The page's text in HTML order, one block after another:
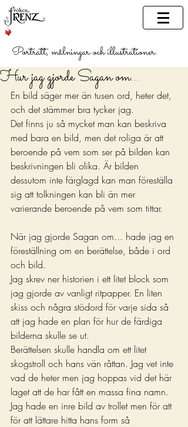
Porträtt, målningar och illustrationer.
Hur jag gjorde Sagan om...
En bild säger mer än tusen ord, heter det,
och det stämmer bra tycker jag.
Det finns ju så mycket man kan beskriva
med bara en bild, men det roliga är att
beroende på vem som ser på bilden kan
beskrivningen bli olika. Är bilden
dessutom inte färglagd kan man föreställa
sig att tolkningen kan bli än mer
varierande beroende på vem som tittar.
När jag gjorde Sagan om... hade jag en
föreställning om en berättelse, både i ord
och bild.
Jag skrev ner historien i ett litet block som
jag gjorde av vanligt ritpapper. En liten
skiss och några stödord för varje sida så
att jag hade en plan för hur de färdiga
bilderna skulle se ut.
Berättelsen skulle handla om ett litet
skogstroll och hans vän råttan. Jag vet inte
vad de heter men jag hoppas vid det här
laget att de har fått en massa fina namn.
Jag hade en inre bild av trollet men för att
för att lättare hitta hans form så